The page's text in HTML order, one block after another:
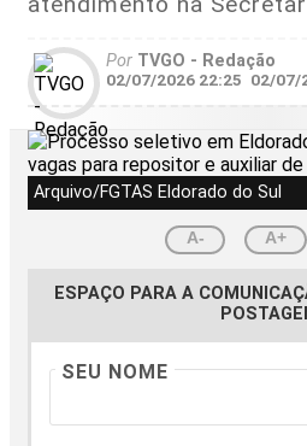
Por TVGO - Redação
02/07/2026 22:25 02/07/
Arquivo/FGTAS Eldorado do Sul
A- A+
ESPAÇO PARA A
SEU NOME